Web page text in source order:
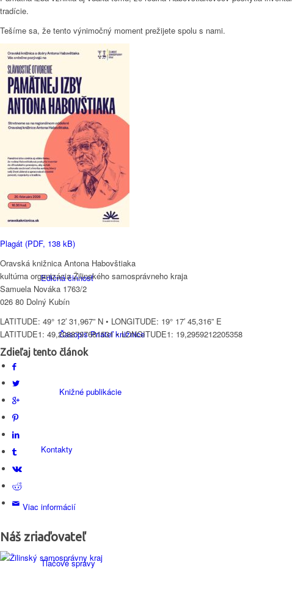
História knižnice
Otváracie hodiny
Oddelenia knižnice
Edičná činnosť
Časopis Priateľ knižnice
Knižné publikácie
Kontakty
Viac informácií
Tlačové správy
tradície.
Tešíme sa, že tento výnimočný moment prežijete spolu s nami.
Plagát (PDF, 138 kB)
Oravská knižnica Antona Habovštiaka
kultúrna organizácia Žilinského samosprávneho kraja
Samuela Nováka 1763/2
026 80 Dolný Kubín
LATITUDE: 49° 12′ 31,967” N • LONGITUDE: 19° 17′ 45,316” E
LATITUDE1: 49,2088797681531 • LONGITUDE1: 19,2959212205358
Zdieľaj tento článok
Náš zriaďovateľ